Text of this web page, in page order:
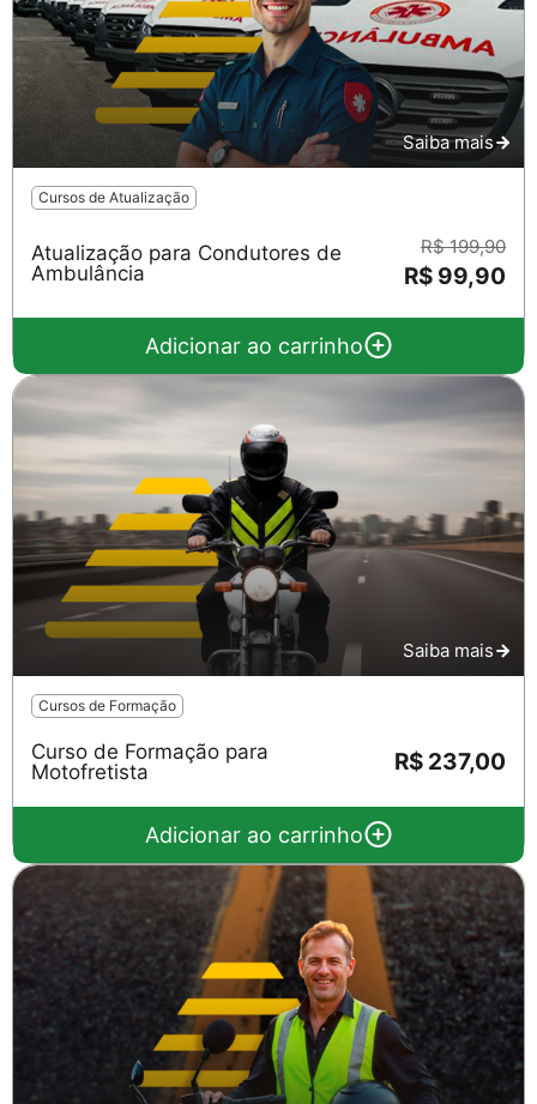
Saiba mais
Cursos de Atualização
Atualização para Condutores de
Ambulância
R$ 199,90
R$ 99,90
Adicionar ao carrinho
Saiba mais
Cursos de Formação
Curso de Formação para
Motofretista
R$ 237,00
Adicionar ao carrinho